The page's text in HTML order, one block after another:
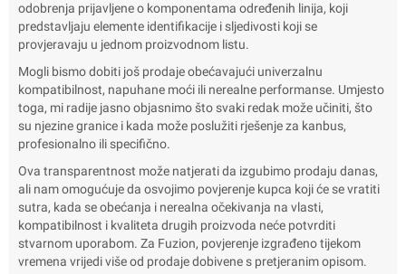
odobrenja prijavljene o komponentama određenih linija, koji
predstavljaju elemente identifikacije i sljedivosti koji se
provjeravaju u jednom proizvodnom listu.
Mogli bismo dobiti još prodaje obećavajući univerzalnu
kompatibilnost, napuhane moći ili nerealne performanse. Umjesto
toga, mi radije jasno objasnimo što svaki redak može učiniti, što
su njezine granice i kada može poslužiti rješenje za kanbus,
profesionalno ili specifično.
Ova transparentnost može natjerati da izgubimo prodaju danas,
ali nam omogućuje da osvojimo povjerenje kupca koji će se vratiti
sutra, kada se obećanja i nerealna očekivanja na vlasti,
kompatibilnost i kvaliteta drugih proizvoda neće potvrditi
stvarnom uporabom. Za Fuzion, povjerenje izgrađeno tijekom
vremena vrijedi više od prodaje dobivene s pretjeranim opisom.